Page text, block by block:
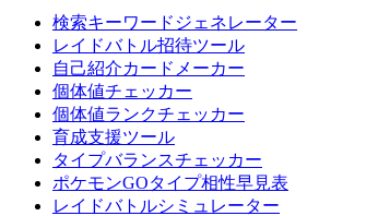
検索キーワードジェネレーター
レイドバトル招待ツール
自己紹介カードメーカー
個体値チェッカー
個体値ランクチェッカー
育成支援ツール
タイプバランスチェッカー
ポケモンGOタイプ相性早見表
レイドバトルシミュレーター